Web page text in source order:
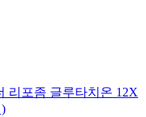
리포좀 글루타치온 12X